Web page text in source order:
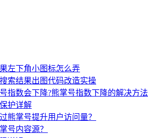
左下角小图标怎么弄
索结果出图代码改造实操
指数会下降?熊掌号指数下降的解决方法
护详解
熊掌号提升用户访问量？
号内容源？